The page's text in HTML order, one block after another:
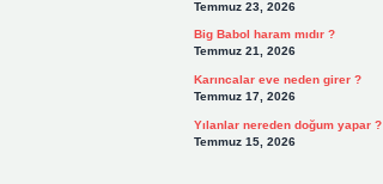
Temmuz 23, 2026
Big Babol haram mıdır ?
Temmuz 21, 2026
Karıncalar eve neden girer ?
Temmuz 17, 2026
Yılanlar nereden doğum yapar ?
Temmuz 15, 2026